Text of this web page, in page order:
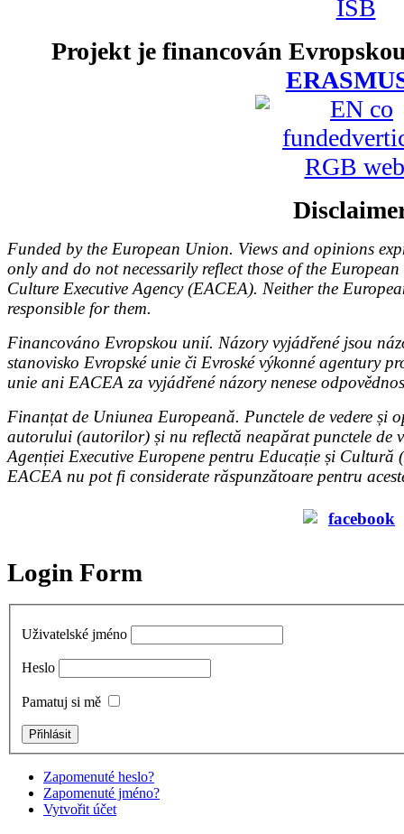
Projekt je financován
Funded by the European Union. Views and opinions
only and do not necessarily reflect those of the
Culture Executive Agency (EACEA). Neither the
responsible for them.
Financováno Evropskou unií. Názory vyjádřené jsou
stanovisko Evropské unie či Evroské výkonné agentury
unie ani EACEA za vyjádřené názory nenese
Finanțat de Uniunea Europeană. Punctele de vedere și
autorului (autorilor) și nu reflectă neapărat punctele de
Agenției Executive Europene pentru Educație și
EACEA nu pot fi considerate răspunzătoare pentru
Login Form
Uživatelské jméno
Heslo
Pamatuj si mě
Zapomenuté heslo?
Zapomenuté jméno?
Vytvořit účet